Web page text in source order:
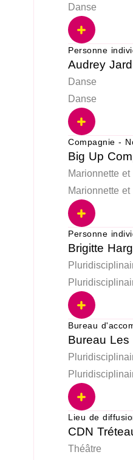
Danse
Personne
Audrey
Danse
Danse
Compagnie -
Big Up
Marionnette
Marionnette
Personne
Brigitte
Bureau
Bureau Les
Lieu de
CDN
Théâtre